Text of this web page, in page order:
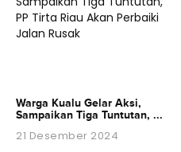
Warga Kualu Gelar Aksi,
Sampaikan Tiga Tuntutan, ...
21 Desember 2024